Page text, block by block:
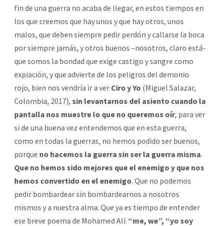
fin de una guerra no acaba de llegar, en estos tiempos en
los que creemos que hay unos y que hay otros, unos
malos, que deben siempre pedir perdón y callarse la boca
por siempre jamás, y otros buenos –nosotros, claro está-
que somos la bondad que exige castigo y sangre como
expiación, y que advierte de los peligros del demonio
rojo, bien nos vendría ir a ver Ciro y Yo (Miguel Salazar,
Colombia, 2017), sin levantarnos del asiento cuando la
pantalla nos muestre lo que no queremos oír, para ver
si de una buena vez entendemos que en esta guerra,
como en todas la guerras, no hemos podido ser buenos,
porque no hacemos la guerra sin ser la guerra misma.
Que no hemos sido mejores que el enemigo y que nos
hemos convertido en el enemigo. Que no podemos
pedir bombardear sin bombardearnos a nosotros
mismos y a nuestra alma. Que ya es tiempo de entender
ese breve poema de Mohamed Alí: “me, we”, “yo soy